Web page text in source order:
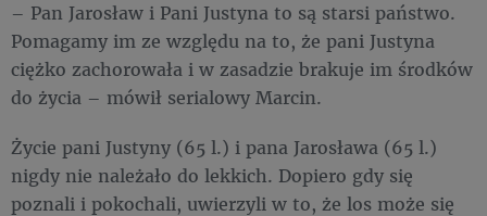
– Pan Jarosław i Pani Justyna to są starsi państwo.
Pomagamy im ze względu na to, że pani Justyna
ciężko zachorowała i w zasadzie brakuje im środków
do życia – mówił serialowy Marcin.
Życie pani Justyny (65 l.) i pana Jarosława (65 l.)
nigdy nie należało do lekkich. Dopiero gdy się
poznali i pokochali, uwierzyli w to, że los może się